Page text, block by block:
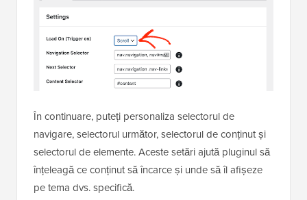
În continuare, puteți personaliza selectorul de
navigare, selectorul următor, selectorul de conținut și
selectorul de elemente. Aceste setări ajută pluginul să
înțeleagă ce conținut să încarce și unde să îl afișeze
pe tema dvs. specifică.